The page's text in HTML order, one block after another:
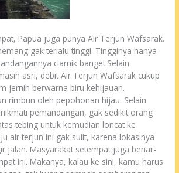
Papua juga punya Air Terjun Wafsarak.
gak terlalu tinggi. Tingginya hanya
ciamik banget.Selain
asri, debit Air Terjun Wafsarak cukup
jernih berwarna biru kehijauan.
rimbun oleh pepohonan hijau. Selain
pemandangan, gak sedikit orang
tebing untuk kemudian loncat ke
air terjun ini gak sulit, karena lokasinya
jalan. Masyarakat setempat juga benar-
ini. Makanya, kalau ke sini, kamu harus